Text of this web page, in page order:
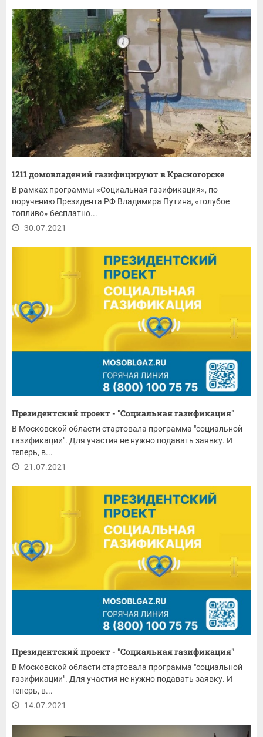
1211 домовладений газифицируют в Красногорске
В рамках программы «Социальная газификация», по
поручению Президента РФ Владимира Путина, «голубое
топливо» бесплатно...
30.07.2021
Президентский проект - "Социальная газификация"
В Московской области стартовала программа "социальной
газификации". Для участия не нужно подавать заявку. И
теперь, в...
21.07.2021
Президентский проект - "Социальная газификация"
В Московской области стартовала программа "социальной
газификации". Для участия не нужно подавать заявку. И
теперь, в...
14.07.2021